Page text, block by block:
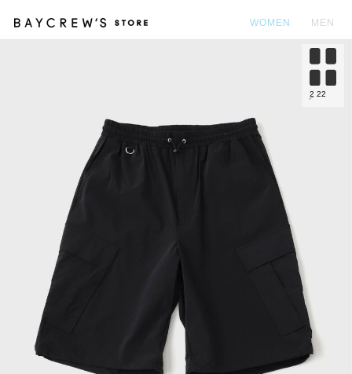
WOMEN MEN
2 22